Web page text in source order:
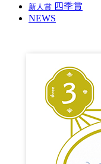
新人賞 四季賞
NEWS